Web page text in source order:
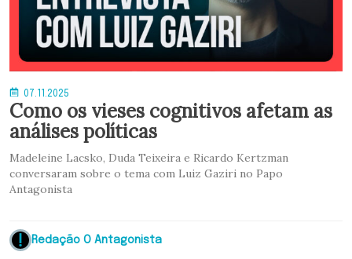
07.11.2025
Como os vieses cognitivos afetam as
análises políticas
Madeleine Lacsko, Duda Teixeira e Ricardo Kertzman
conversaram sobre o tema com Luiz Gaziri no Papo
Antagonista
Redação O Antagonista